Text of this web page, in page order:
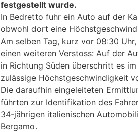
festgestellt wurde.
In Bedretto fuhr ein Auto auf der
obwohl dort eine
Am selben Tag, kurz vor 08:30
einen weiteren Verstoss: Auf der
in Richtung Süden überschritt es
zulässige Höchstgeschwindigkeit
Die daraufhin eingeleiteten
führten zur Identifikation des
34-jährigen italienischen
Bergamo.